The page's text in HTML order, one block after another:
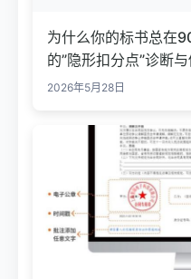
为什么你的标书总在
的”隐形扣分点”诊断
2026年5月28日